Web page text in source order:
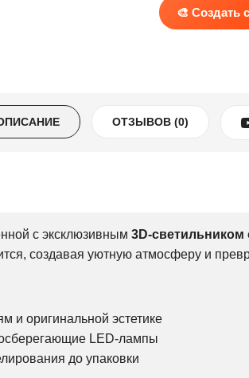
🎨 Создать
ОТЗЫВОВ (0)
с эксклюзивным 3D-светильником
создавая уютную атмосферу и
и оригинальной эстетике
LED-лампы
до упаковки